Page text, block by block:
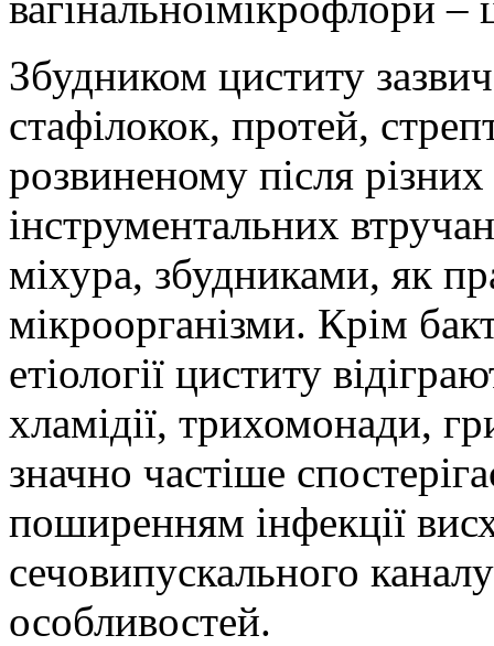
Збудником циститу
стафілокок, протей,
розвиненому після
інструментальних
міхура, збудниками, як
мікроорганізми. Крім
етіології циститу
хламідії, трихомонади,
значно частіше
поширенням інфекції
сечовипускального
особливостей.